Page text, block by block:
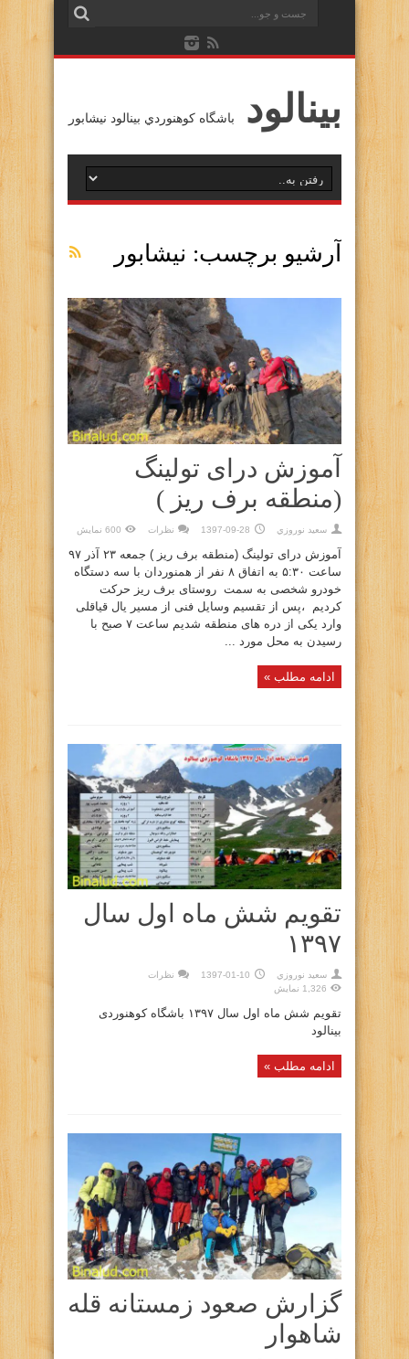
بينالود باشگاه كوهنوردي بينالود نيشابور
آرشیو برچسب: نيشابور
آموزش درای تولینگ
(منطقه برف ریز )
سعيد نوروزي 1397-09-28 نظرات 600 نمایش
آموزش درای تولینگ (منطقه برف ریز ) جمعه ۲۳ آذر ۹۷
ساعت ۵:۳۰ به اتفاق ۸ نفر از همنوردان با سه دستگاه
خودرو شخصی به سمت روستای برف ریز حرکت
کردیم ،‌پس از تقسیم وسایل فنی از مسیر یال قیاقلی
وارد یکی از دره های منطقه شدیم ساعت ۷ صبح با
رسیدن به محل مورد ...
ادامه مطلب »
تقویم شش ماه اول سال
۱۳۹۷
سعيد نوروزي 1397-01-10
نظرات
1,326 نمایش
تقویم شش ماه اول سال ۱۳۹۷ باشگاه کوهنوردی
بینالود
ادامه مطلب »
گزارش صعود زمستانه قله
شاهوار